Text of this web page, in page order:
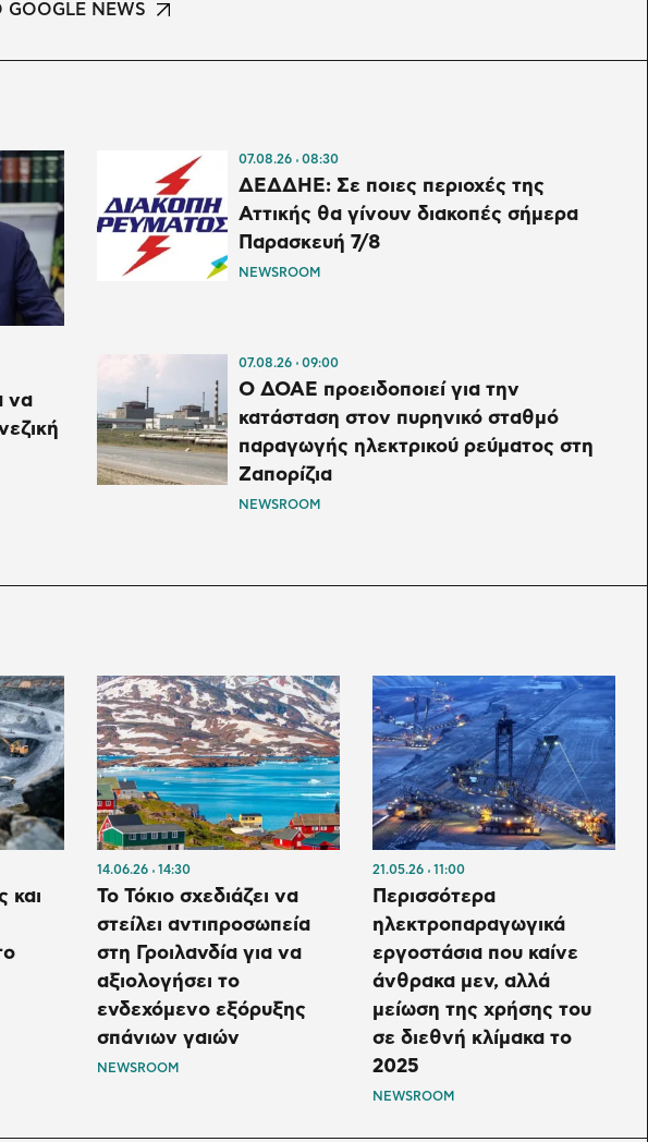
NEWS
να
07.08.26 08:30
ΔΕΔΔΗΕ: Σε ποιες περιοχές της
Αττικής θα γίνουν διακοπές σήμερα
Παρασκευή 7/8
NEWSROOM
07.08.26 09:00
Ο ΔΟΑΕ προειδοποιεί για την
κατάσταση στον πυρηνικό σταθμό
παραγωγής ηλεκτρικού ρεύματος στη
Ζαπορίζια
NEWSROOM
και
14.06.26 14:30
Το Τόκιο σχεδιάζει να
στείλει αντιπροσωπεία
στη Γροιλανδία για να
αξιολογήσει το
ενδεχόμενο εξόρυξης
σπάνιων γαιών
NEWSROOM
21.05.26 11:00
Περισσότερα
ηλεκτροπαραγωγικά
εργοστάσια που καίνε
άνθρακα μεν, αλλά
μείωση της χρήσης του
σε διεθνή κλίμακα το
2025
NEWSROOM